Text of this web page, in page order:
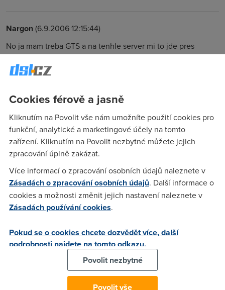
Nargon(6.9.2006 12:15:44)
No ja mam treba GTS a na tenhle server mi to jde pres
sprintlink.net Ty urcite neovlivnis kudy packety pujdou.
jedine co ti muzu poradit, pouzij nejaky proxy server, z toho
nebude problem.
kyssling (6.9.2006 19:36:37)
Díky ale jsme ztracený ... Používá někdo nějaký veřejný
proxy server na Internetu ? Vyzkoušel jsee ProxyWay Pro.
Nastavím do Proxy listu veřejnou IP adresu co jsmenalezl a
port 82.117.211.7, ale co dál, všelijak jsme konfiguroval jak
Mozillui IE, ale stále mě přes ten program netečou data.
Proxy je zapnutá ? Helpne někdo co dál ...
Nargon(7.9.2006 01:34:20)
Teda nevim o co jste se snazil. Sam si vytvorit vlastni proxy
server na svem pc, a jeste pres nej nakonfigurovat
prohlizec?? Jestli ano, tak je to blbost. :) To co potrebujete je
Cookies férově a jasně
Kliknutím na Povolit vše nám umožníte použití cookies pro
funkční, analytické a marketingové účely na tomto
zařízení. Kliknutím na Povolit nezbytné můžete jejich
zpracování úplně zakázat.
Více informací o zpracování osobních údajů naleznete v
Zásadách o zpracování osobních údajů. Další informace o
cookies a možnosti změnit jejich nastavení naleznete v
Zásadách používání cookies.
Pokud se o cookies chcete dozvědět více, další
podrobnosti najdete na tomto odkazu.
Povolit nezbytné
Povolit vše